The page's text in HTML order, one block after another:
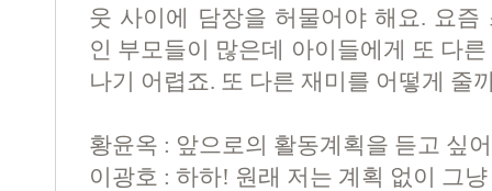
웃 사이에 담장을 허물어야 해요. 요즘
인 부모들이 많은데 아이들에게 또 다
나기 어렵죠. 또 다른 재미를 어떻게 줄
황윤옥 : 앞으로의 활동계획을 듣고 싶
이광호 : 하하! 원래 저는 계획 없이 그